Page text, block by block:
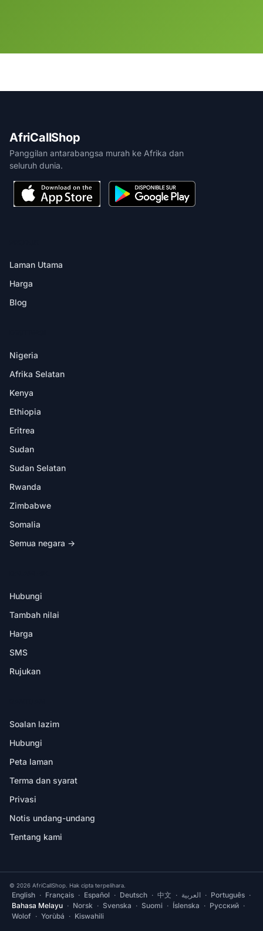
AfriCallShop
Panggilan antarabangsa murah ke Afrika dan
seluruh dunia.
Laman Utama
Harga
Blog
Nigeria
Afrika Selatan
Kenya
Ethiopia
Eritrea
Sudan
Sudan Selatan
Rwanda
Zimbabwe
Somalia
Semua negara →
Hubungi
Tambah nilai
Harga
SMS
Rujukan
Soalan lazim
Hubungi
Peta laman
Terma dan syarat
Privasi
Notis undang-undang
Tentang kami
© 2026 AfriCallShop. Hak cipta terpelihara.
English · Français · Español · Deutsch · 中文 · العربية · Português ·
Bahasa Melayu · Norsk · Svenska · Suomi · Íslenska · Русский ·
Wolof · Yorùbá · Kiswahili